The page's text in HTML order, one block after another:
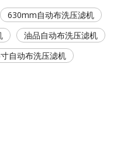
630mm自动布洗压滤机
油品自动布洗压滤机
自动布洗压滤机